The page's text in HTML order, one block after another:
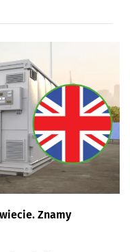
jądrowym. Jak
energetyki
Znamy